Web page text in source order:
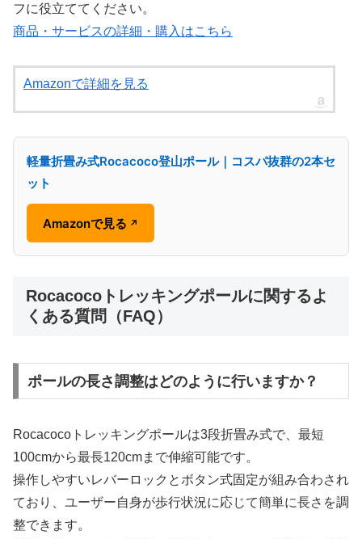
フに役立ててください。
商品・サービスの詳細・購入はこちら
Amazonで詳細を見る
軽量折畳み式Rocacoco登山ポール｜コスパ抜群の2本セ
ット
Amazonで見る ↗
Rocacocoトレッキングポールに関するよ
くある質問（FAQ）
ポールの長さ調整はどのように行いますか？
Rocacocoトレッキングポールは3段折畳み式で、最短
100cmから最長120cmまで伸縮可能です。
操作しやすいレバーロックとボタン式固定が組み合わされ
ており、ユーザー自身が歩行状況に応じて簡単に長さを調
整できます。